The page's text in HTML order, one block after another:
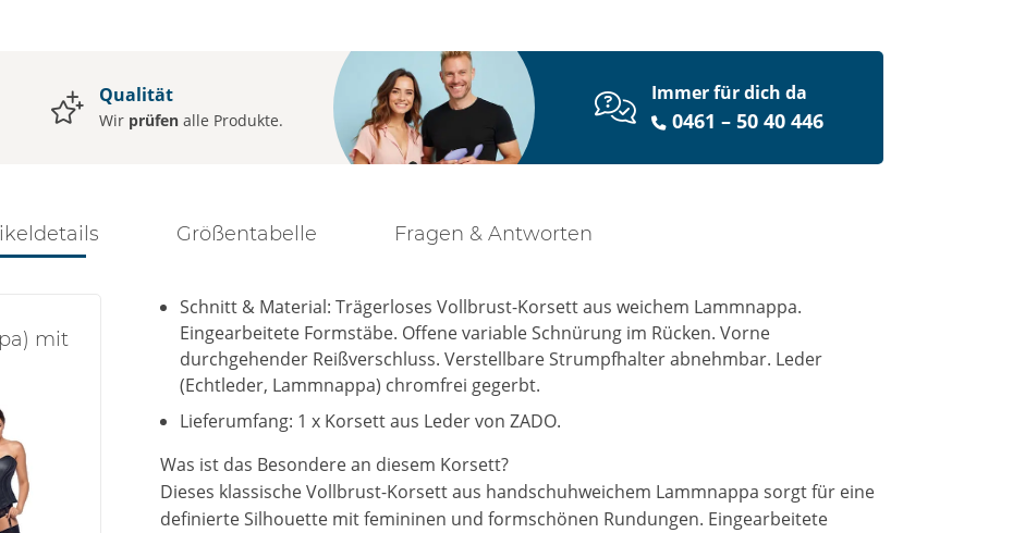
Qualität
Wir prüfen alle Produkte.
Immer für dich da
0461 – 50 40 446
Größentabelle Fragen & Antworten
mit
Schnitt & Material: Trägerloses Vollbrust-Korsett aus weichem Lammnappa.
Eingearbeitete Formstäbe. Offene variable Schnürung im Rücken. Vorne
durchgehender Reißverschluss. Verstellbare Strumpfhalter abnehmbar. Leder
(Echtleder, Lammnappa) chromfrei gegerbt.
Lieferumfang: 1 x Korsett aus Leder von ZADO.
Was ist das Besondere an diesem Korsett?
Dieses klassische Vollbrust-Korsett aus handschuhweichem Lammnappa sorgt für eine
definierte Silhouette mit femininen und formschönen Rundungen. Eingearbeitete